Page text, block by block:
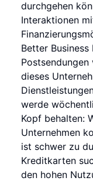
durchgehen
Interaktionen
Better
Postsendungen
dieses
werde
Kopf behalten:
Unternehmen
ist schwer zu
Kreditkarten
den hohen